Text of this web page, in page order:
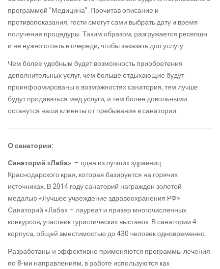
программой "Медицина". Прочитав описание и
противопоказания, гости смогут сами выбрать дату и время
получения процедуры. Таким образом, разгружается ресепшн
и не нужно стоять в очереди, чтобы заказать доп.услугу.
Чем более удобным будет возможность приобретения
дополнительных услуг, чем больше отдыхающие будут
проинформированы о возможностях санатория, тем лучше
будут продаваться мед.услуги, и тем более довольными
останутся наши клиенты от пребывания в санатории.
О санатории:
Санаторий «Лаба» – одна из лучших здравниц
Краснодарского края, которая базируется на горячих
источниках. В 2014 году санаторий награжден золотой
медалью «Лучшее учреждение здравоохранения РФ».
Санаторий «Лаба» – лауреат и призер многочисленных
конкурсов, участник туристических выставок. В санатории 4
корпуса, общей вместимостью до 430 человек одновременно.
Разработаны и эффективно применяются программы лечения
по 8-ми направлениям, в работе используются как